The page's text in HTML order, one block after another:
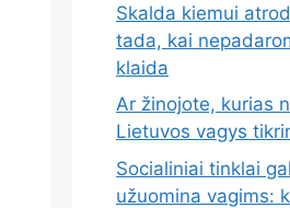
Skalda kiemui
tada, kai
klaida
Ar žinojote, kurias
Lietuvos vagys
Socialiniai tinklai
užuomina vagims: